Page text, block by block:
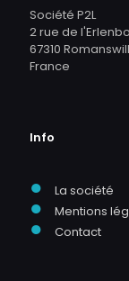
Société P2L
2 rue de
67310
France
Info
● La société
● Mentions
● Contact